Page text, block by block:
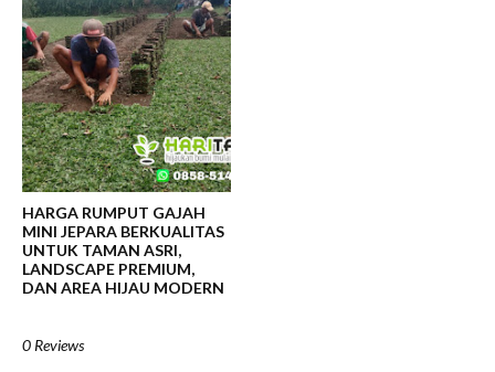
HARGA RUMPUT GAJAH
MINI JEPARA BERKUALITAS
UNTUK TAMAN ASRI,
LANDSCAPE PREMIUM,
DAN AREA HIJAU MODERN
0 Reviews